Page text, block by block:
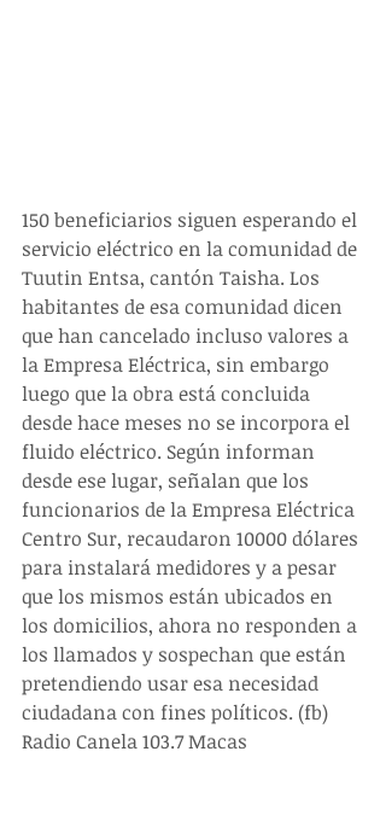
150 beneficiarios siguen esperando el
servicio eléctrico en la comunidad de
Tuutin Entsa, cantón Taisha. Los
habitantes de esa comunidad dicen
que han cancelado incluso valores a
la Empresa Eléctrica, sin embargo
luego que la obra está concluida
desde hace meses no se incorpora el
fluido eléctrico. Según informan
desde ese lugar, señalan que los
funcionarios de la Empresa Eléctrica
Centro Sur, recaudaron 10000 dólares
para instalará medidores y a pesar
que los mismos están ubicados en
los domicilios, ahora no responden a
los llamados y sospechan que están
pretendiendo usar esa necesidad
ciudadana con fines políticos. (fb)
Radio Canela 103.7 Macas